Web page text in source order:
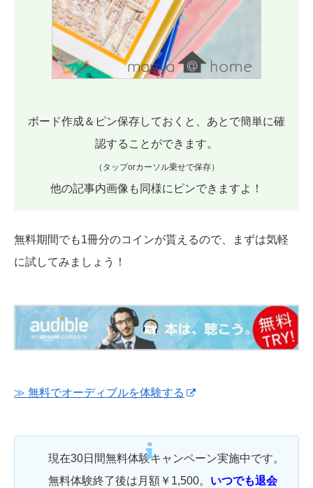
ボード作成＆ピン保存しておくと、あとで簡単に確
認することができます。
（タップorカーソル乗せで保存）
他の記事内画像も同様にピンできますよ！
無料期間でも1冊分のコインが貰えるので、まずは気軽
に試してみましょう！
≫ 無料でオーディブルを体験する
現在30日間無料体験キャンペーン実施中です。
無料体験終了後は月額￥1,500。 いつでも退会